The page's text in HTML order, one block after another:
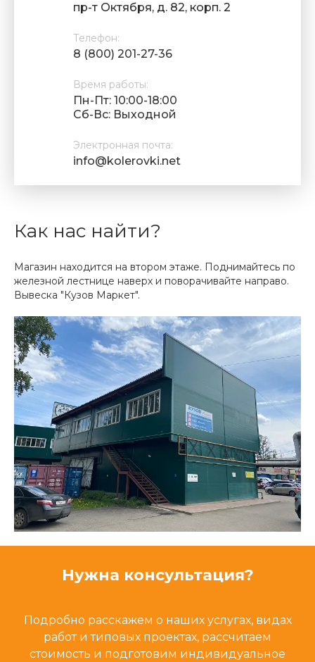
пр-т Октября, д. 82, корп. 2
Телефон:
8 (800) 201-27-36
Время работы:
Пн-Пт: 10:00-18:00
Cб-Вс: Выходной
Электронная почта:
info@kolerovki.net
Как нас найти?
Магазин находится на втором этаже. Поднимайтесь по
железной лестнице наверх и поворачивайте направо.
Вывеска "Кузов Маркет".
Нужна консультация?
Подробно расскажем о наших услугах, видах
работ и типовых проектах, рассчитаем
стоимость и подготовим индивидуальное